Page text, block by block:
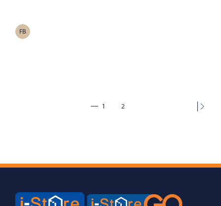
ย่านอ่อนนุช ชูจุดเด่น
ห้อง Live Room เอาใจ
FB
1 2